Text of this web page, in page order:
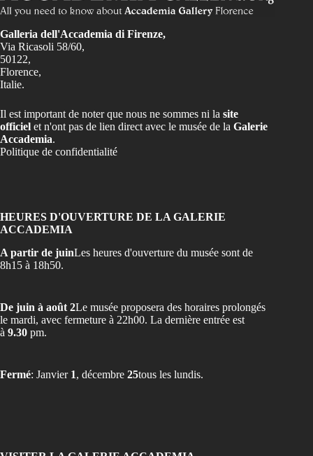
Galleria dell'Accademia di Firenze,
Via Ricasoli 58/60,
50122,
Florence,
Italie.
Il est important de noter que nous ne sommes ni la site
officiel et n'ont pas de lien direct avec le musée de la Galerie
Accademia.
Politique de confidentialité
HEURES D'OUVERTURE DE LA GALERIE
ACCADEMIA
A partir de juinLes heures d'ouverture du musée sont de
8h15 à 18h50.
De juin à août 2Le musée proposera des horaires prolongés
le mardi, avec fermeture à 22h00. La dernière entrée est
à 9.30 pm.
Fermé: Janvier 1, décembre 25tous les lundis.